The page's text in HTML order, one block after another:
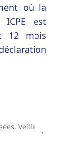
où la
ICPE est
12 mois
, Veille